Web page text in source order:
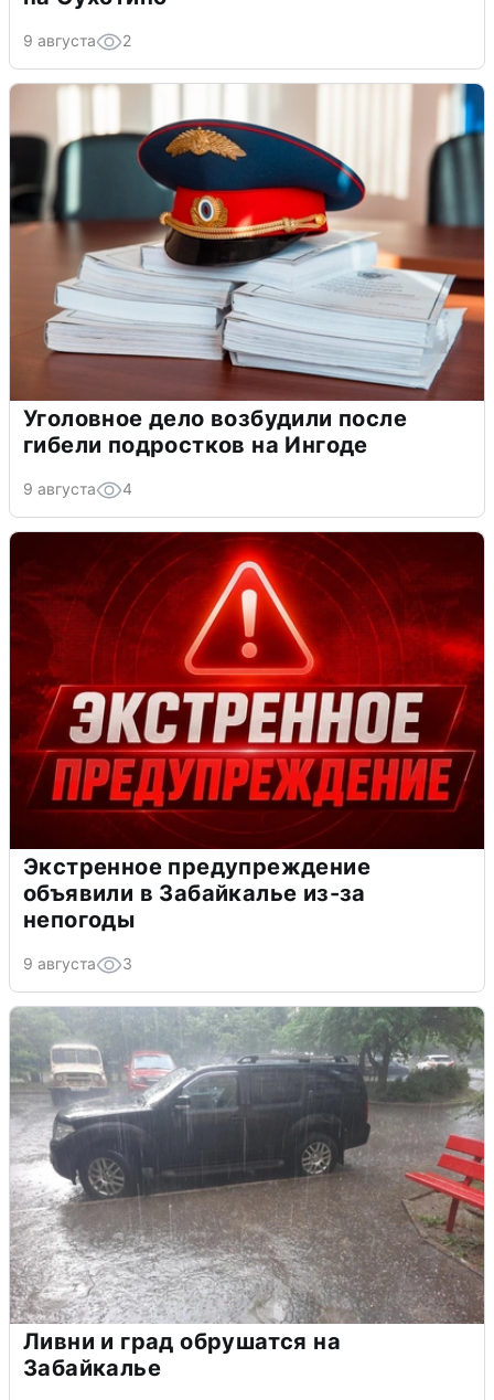
9 августа 2
Уголовное дело возбудили после
гибели подростков на Ингоде
9 августа 4
Экстренное предупреждение
объявили в Забайкалье из-за
непогоды
9 августа 3
Ливни и град обрушатся на
Забайкалье